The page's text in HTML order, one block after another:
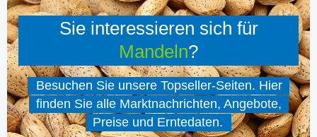
Sie interessieren sich für
Mandeln?
Besuchen Sie unsere Topseller-Seiten. Hier
finden Sie alle Marktnachrichten, Angebote,
Preise und Erntedaten.